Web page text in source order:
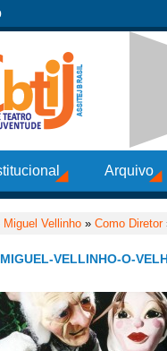
Arquivo
Miguel Vellinho » Como Diretor
VELLINHO-O-